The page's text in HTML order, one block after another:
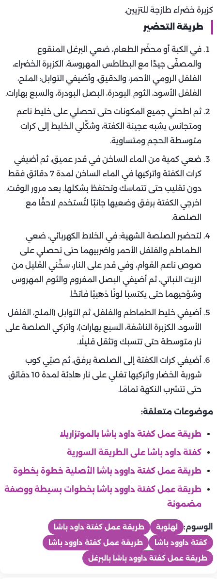
كزبرة خضراء طازجة للتزيين.
طريقة التحضير
في الكبة أو محضّر الطعام، ضعي البرغل المنقوع
والمصفّى جيدًا مع البطاطس المهروسة، الكزبرة الخضراء،
الفلفل الرومي الأحمر، والدقيق، وأضيفي التوابل: الملح،
الفلفل الأسود، الثوم البودرة، البصل البودرة، والسبع بهارات.
ثم اطحني جميع المكونات حتى تحصلي على خليط ناعم
ومتجانس يشبه عجينة الكفتة، وشكّلي الخليط إلى كرات
متوسطة الحجم ومتساوية.
ضعي كمية من الماء الساخن في قدر عميق، ثم أضيفي
كرات الكفتة واتركيها في الماء الساخن لمدة 7 دقائق فقط
دون تقليب حتى تتماسك وتحتفظ بشكلها. بعد مرور الوقت،
اخرجي الكفتة برفق وضعيها جانبًا لتُستخدم لاحقًا مع
الصلصة.
لتحضير الصلصة الشهية: في الخلاط الكهربائي، ضعي
الطماطم والفلفل الأحمر واضربيهما حتى تحصلي على
صوص ناعم القوام، وفي قدر على النار، سخّني القليل من
الزيت النباتي، ثم أضيفي البصل المفروم والثوم المهروس
وشوّحيهما حتى يكتسبا لونًا ذهبيًا فاتحًا.
أضيفي خليط الطماطم والفلفل، ثم التوابل (الملح، الفلفل
الأسود، الكزبرة الناشفة، السبع بهارات)، واتركي الصلصة على
نار متوسطة حتى تتسبك وتثقل قليلًا.
أضيفي كرات الكفتة إلى الصلصة برفق، ثم صبّي كوب
شوربة الخضار واتركيها تغلي على نار هادئة لمدة 10 دقائق
حتى تتشرب النكهة تمامًا.
موضوعات متعلقة:
طريقة عمل كفتة داود باشا بالموتزاريلا
كفتة داود باشا على الطريقة السورية
طريقة عمل كفتة داوود باشا الأصلية خطوة بخطوة
طريقة عمل كفتة داوود باشا بخطوات بسيطة ووصفة
مضمونة
الوسوم: لهلوبة
طريقة عمل كفتة داود باشا
كفتة داوود باشا
طريقة عمل كفتة داوود باشا
طريقة عمل كفتة داوود باشا بالبرغل